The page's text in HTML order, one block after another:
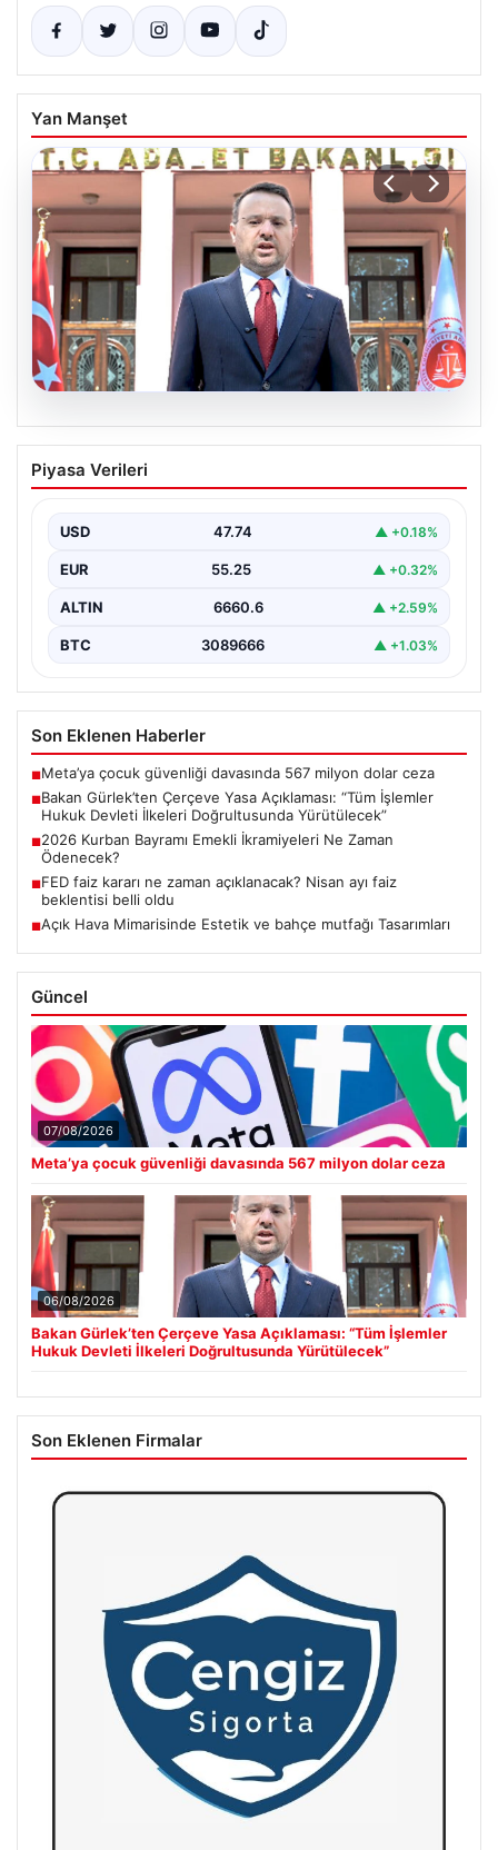
Yan Manşet
06.08.2026
Bakan Gürlek’ten Çerçeve Yasa
Açıklaması: “Tüm İşlemler Hukuk
Yürütülecek”
Adalet Bakanı Akın Gürlek, terörle mücadelede yeni bir
dönemi başlatacak çerçeve yasanın Meclis'te kabul…
Piyasa Verileri
USD 47.74 ▲ +0.18%
EUR 55.25 ▲ +0.32%
ALTIN 6660.6 ▲ +2.59%
BTC 3089666 ▲ +1.03%
Son Eklenen Haberler
■Meta’ya çocuk güvenliği davasında 567 milyon dolar ceza
■Bakan Gürlek’ten Çerçeve Yasa Açıklaması: “Tüm İşlemler
Hukuk Devleti İlkeleri Doğrultusunda Yürütülecek”
■2026 Kurban Bayramı Emekli İkramiyeleri Ne Zaman
Ödenecek?
■FED faiz kararı ne zaman açıklanacak? Nisan ayı faiz
beklentisi belli oldu
■Açık Hava Mimarisinde Estetik ve bahçe mutfağı Tasarımları
Güncel
07/08/2026
Meta’ya çocuk güvenliği davasında 567 milyon dolar ceza
06/08/2026
Bakan Gürlek’ten Çerçeve Yasa Açıklaması: “Tüm İşlemler
Hukuk Devleti İlkeleri Doğrultusunda Yürütülecek”
Son Eklenen Firmalar